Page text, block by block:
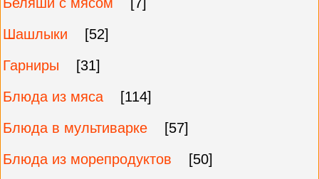
Шашлыки
[52]
Гарниры
[31]
Блюда из мяса
[114]
Блюда в мультиварке
[57]
Блюда из морепродуктов
[50]